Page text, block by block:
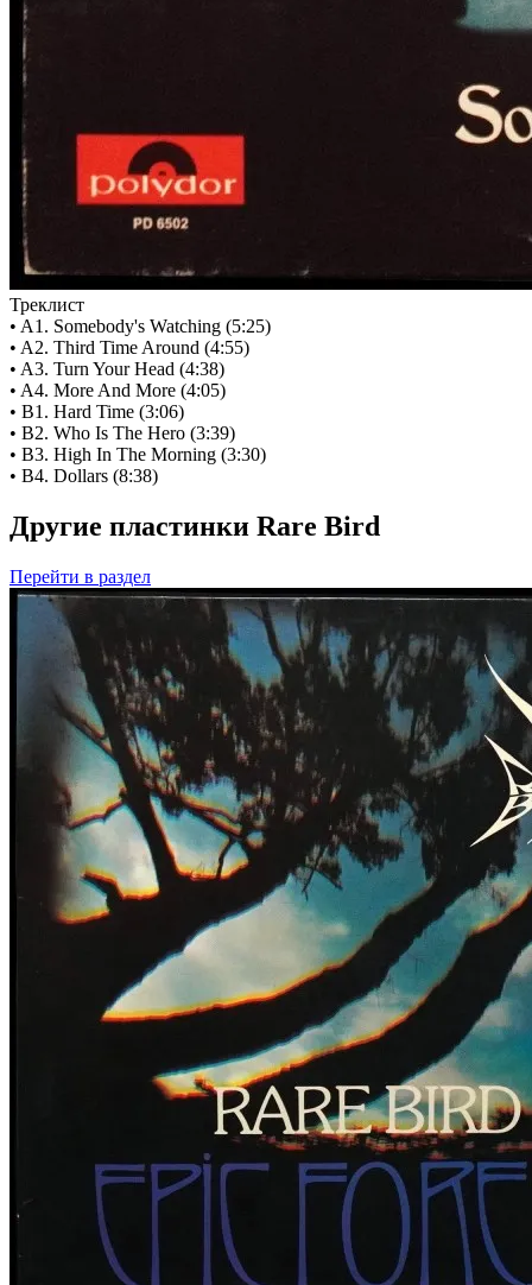
Треклист
• A1. Somebody's Watching (5:25)
• A2. Third Time Around (4:55)
• A3. Turn Your Head (4:38)
• A4. More And More (4:05)
• B1. Hard Time (3:06)
• B2. Who Is The Hero (3:39)
• B3. High In The Morning (3:30)
• B4. Dollars (8:38)
Другие пластинки Rare Bird
Перейти в раздел